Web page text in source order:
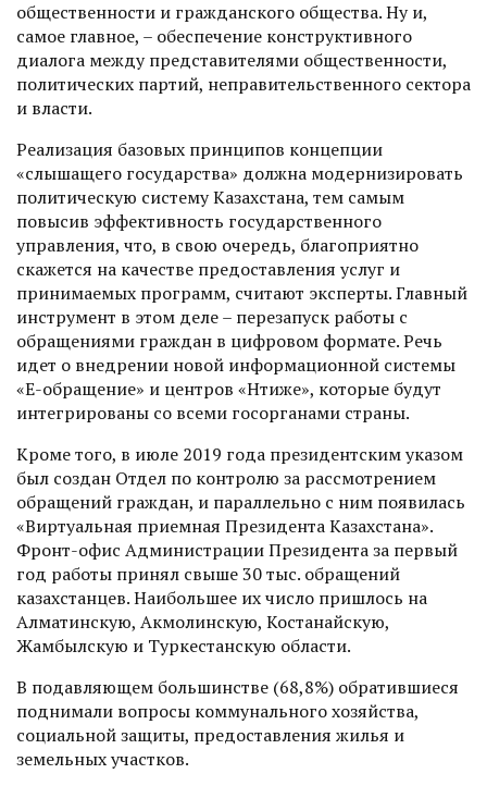
общественности и гражданского общества. Ну и,
самое главное, – обеспечение конструктивного
диалога между представителями общественности,
политических партий, неправительственного сектора
и власти.
Реализация базовых принципов концепции
«слышащего государства» должна модернизировать
политическую систему Казахстана, тем самым
повысив эффективность государственного
управления, что, в свою очередь, благоприятно
скажется на качестве предоставления услуг и
принимаемых программ, считают эксперты. Главный
ин­струмент в этом деле – перезапуск работы с
обращениями граждан в цифровом формате. Речь
идет о внедрении новой информационной системы
«Е-обращение» и центров «Нәтиже», которые будут
интегрированы со всеми госорганами страны.
Кроме того, в июле 2019 года президентским указом
был соз­дан Отдел по контролю за рассмот­рением
обращений граж­дан, и параллельно с ним появилась
«Виртуальная приемная Президента Казахстана».
Фронт-офис Администрации Президента за первый
год работы принял свыше 30 тыс. обращений
казахстанцев. Наибольшее их чис­ло пришлось на
Алматинскую, Акмолинскую, Костанайскую,
Жамбылскую и Туркестанскую области.
В подавляющем большинстве (68,8%) обратившиеся
поднимали вопросы коммунального хозяйства,
социальной защиты, предоставления жилья и
земельных участков.